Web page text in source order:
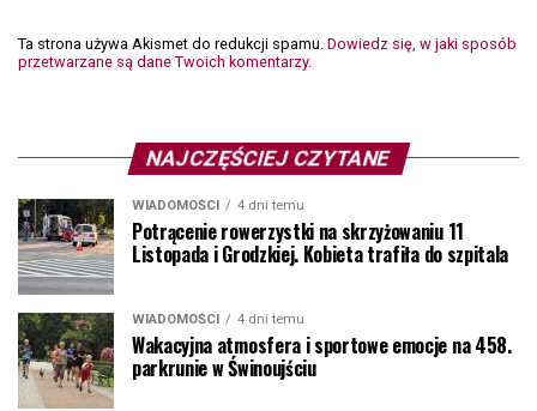
Ta strona używa Akismet do redukcji spamu. Dowiedz się, w jaki sposób
przetwarzane są dane Twoich komentarzy.
NAJCZĘŚCIEJ CZYTANE
WIADOMOŚCI 4 dni temu
Potrącenie rowerzystki na skrzyżowaniu 11
Listopada i Grodzkiej. Kobieta trafiła do szpitala
WIADOMOŚCI 4 dni temu
Wakacyjna atmosfera i sportowe emocje na 458.
parkrunie w Świnoujściu